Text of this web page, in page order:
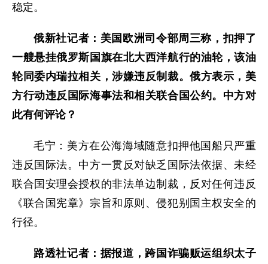
稳定。
俄新社记者：美国欧洲司令部周三称，扣押了
一艘悬挂俄罗斯国旗在北大西洋航行的油轮，该油
轮同委内瑞拉相关，涉嫌违反制裁。俄方表示，美
方行动违反国际海事法和相关联合国公约。中方对
此有何评论？
毛宁：美方在公海海域随意扣押他国船只严重
违反国际法。中方一贯反对缺乏国际法依据、未经
联合国安理会授权的非法单边制裁，反对任何违反
《联合国宪章》宗旨和原则、侵犯别国主权安全的
行径。
路透社记者：据报道，跨国诈骗贩运组织太子